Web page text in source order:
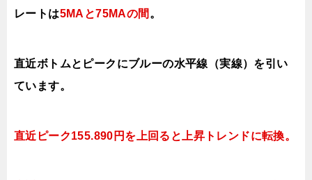
レートは5MAと75MAの間 。
直近ボトムとピークにブルーの水平線（実線）を引い
ています。
直近ピーク155.890円を上回ると上昇トレンドに転換。